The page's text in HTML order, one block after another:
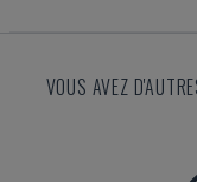
VOUS AVEZ